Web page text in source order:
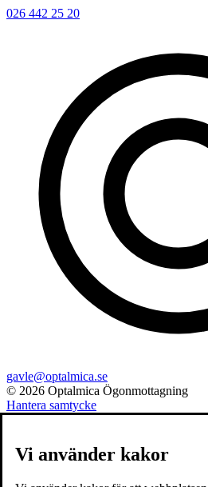
026 442 25 20
gavle@optalmica.se
© 2026 Optalmica Ögonmottagning
Hantera samtycke
Vi använder kakor